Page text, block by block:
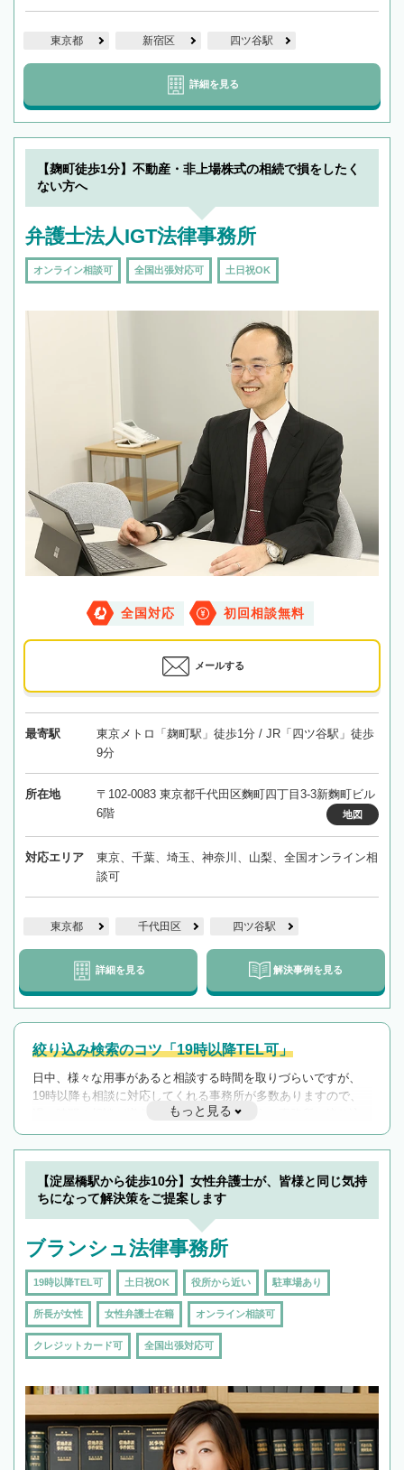
東京都 新宿区 四ツ谷駅
詳細を見る
【麹町徒歩1分】不動産・非上場株式の相続で損をしたく
ない方へ
弁護士法人IGT法律事務所
オンライン相談可 全国出張対応可 土日祝OK
全国対応 初回相談無料
メールする
最寄駅
東京メトロ「麹町駅」徒歩1分 / JR「四ツ谷駅」徒歩
9分
所在地
〒102-0083 東京都千代田区麴町四丁目3-3新麴町ビル
6階
地図
対応エリア
東京、千葉、埼玉、神奈川、山梨、全国オンライン相
談可
東京都 千代田区 四ツ谷駅
詳細を見る 解決事例を見る
絞り込み検索のコツ「19時以降TEL可」
日中、様々な用事があると相談する時間を取りづらいですが、
19時以降も相談に対応してくれる事務所が多数ありますので、
遅い時間の相談が増えそうな場合はそのような事務所に絞り込
んで検索してみましょう。
19時以降TEL可の条件
を加えて再検索
もっと見る
【淀屋橋駅から徒歩10分】女性弁護士が、皆様と同じ気持
ちになって解決策をご提案します
ブランシュ法律事務所
19時以降TEL可 土日祝OK 役所から近い 駐車場あり
所長が女性 女性弁護士在籍 オンライン相談可
クレジットカード可 全国出張対応可